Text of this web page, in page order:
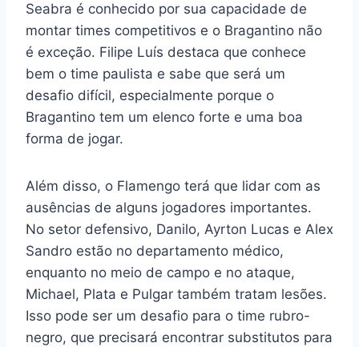
Seabra é conhecido por sua capacidade de
montar times competitivos e o Bragantino não
é exceção. Filipe Luís destaca que conhece
bem o time paulista e sabe que será um
desafio difícil, especialmente porque o
Bragantino tem um elenco forte e uma boa
forma de jogar.
Além disso, o Flamengo terá que lidar com as
ausências de alguns jogadores importantes.
No setor defensivo, Danilo, Ayrton Lucas e Alex
Sandro estão no departamento médico,
enquanto no meio de campo e no ataque,
Michael, Plata e Pulgar também tratam lesões.
Isso pode ser um desafio para o time rubro-
negro, que precisará encontrar substitutos para